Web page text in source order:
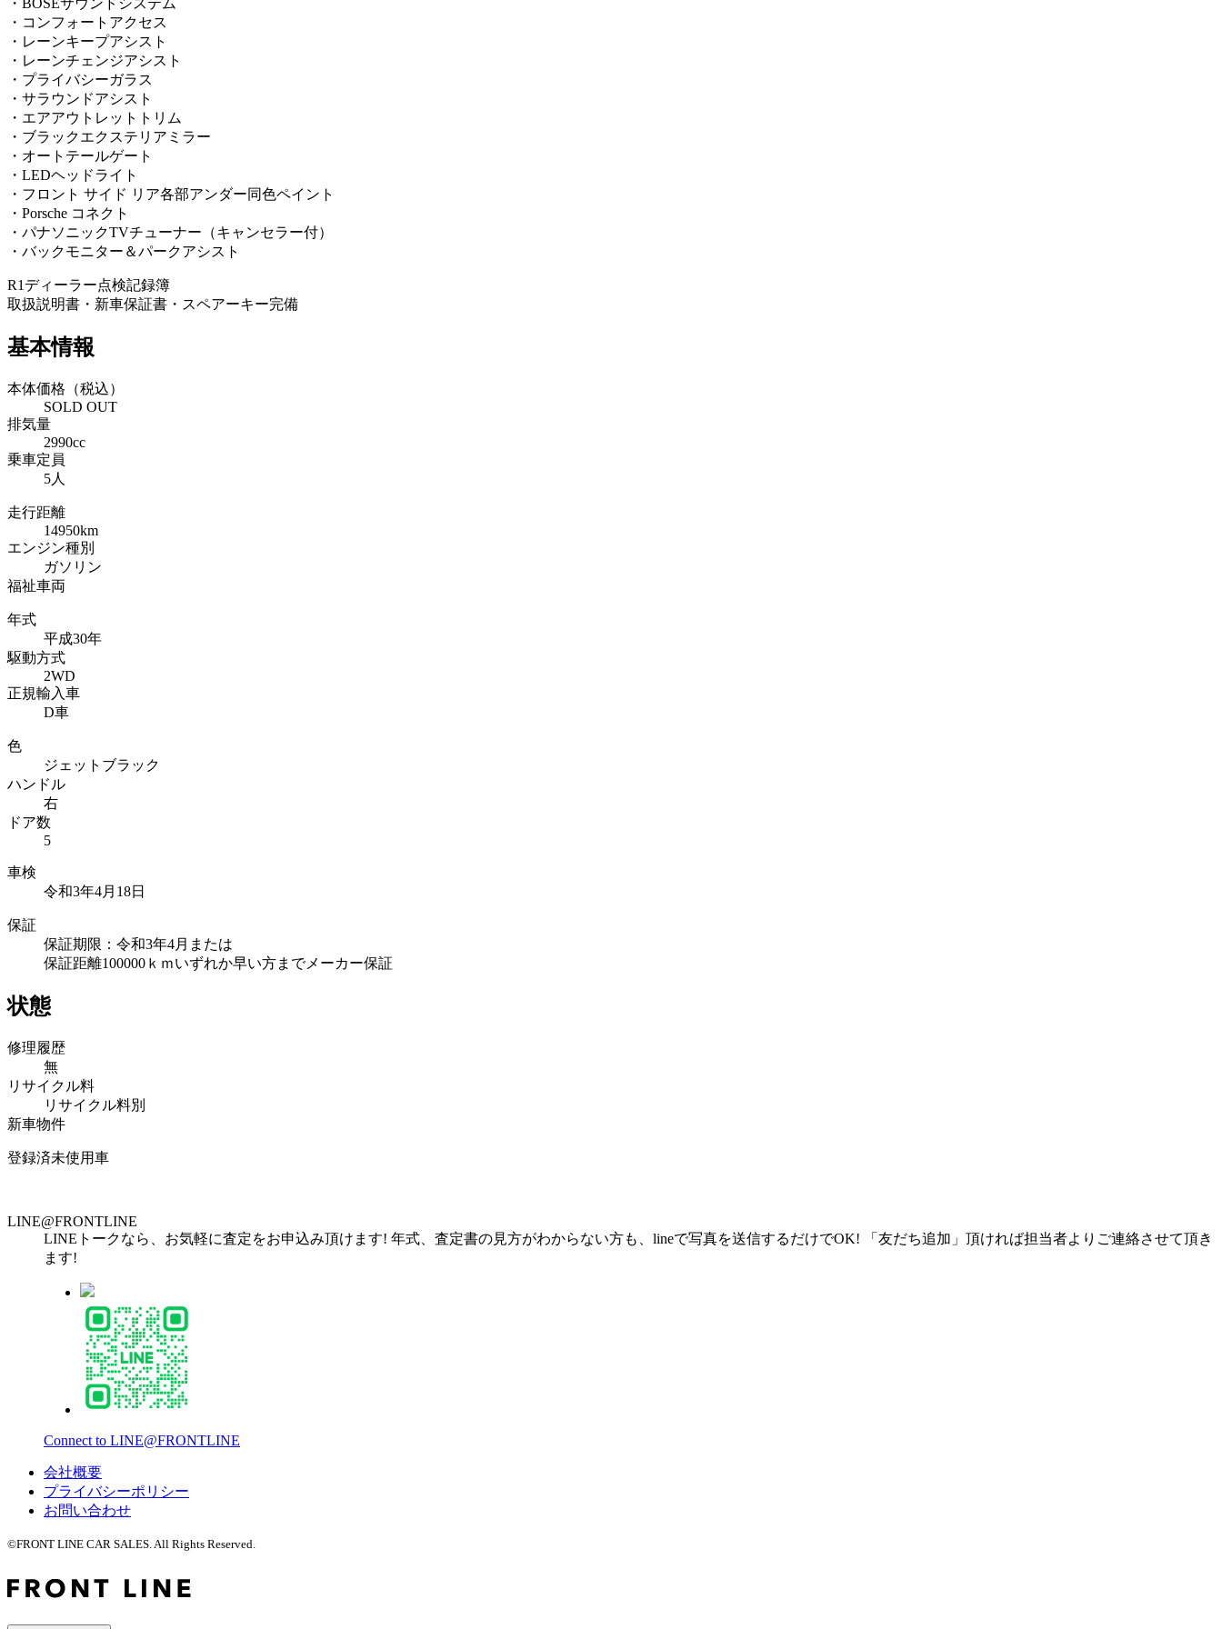
・BOSEサウンドシステム
・コンフォートアクセス
・レーンキープアシスト
・レーンチェンジアシスト
・プライバシーガラス
・サラウンドアシスト
・エアアウトレットトリム
・ブラックエクステリアミラー
・オートテールゲート
・LEDヘッドライト
・フロント サイド リア各部アンダー同色ペイント
・Porsche コネクト
・パナソニックTVチューナー（キャンセラー付）
・バックモニター＆パークアシスト
R1ディーラー点検記録簿
取扱説明書・新車保証書・スペアーキー完備
基本情報
本体価格（税込）
SOLD OUT
排気量
2990cc
乗車定員
5人
走行距離
14950km
エンジン種別
ガソリン
福祉車両
年式
平成30年
駆動方式
2WD
正規輸入車
D車
色
ジェットブラック
ハンドル
右
ドア数
5
車検
令和3年4月18日
保証
保証期限：令和3年4月または
保証距離100000ｋｍいずれか早い方までメーカー保証
状態
修理履歴
無
リサイクル料
リサイクル料別
新車物件
登録済未使用車
LINE@FRONTLINE
LINEトークなら、お気軽に査定をお申込み頂けます! 年式、査定書の見方がわからない方も、lineで写真を送信するだけでOK! 「友だち追加」頂ければ担当者よりご連絡させて頂き
ます!
Connect to LINE@FRONTLINE
会社概要
プライバシーポリシー
お問い合わせ
©FRONT LINE CAR SALES. All Rights Reserved.